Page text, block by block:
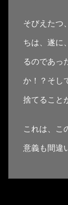
そびえたつ
ちは、遂に
るのであっ
か！？そし
捨てること
これは、こ
意義も間違